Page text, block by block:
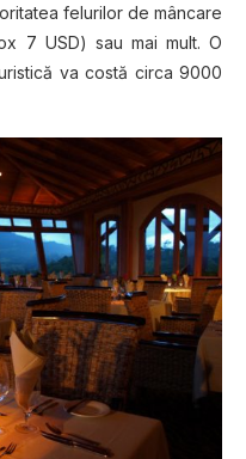
felurilor de mâncare
7 USD) sau mai mult. O
va costă circa 9000